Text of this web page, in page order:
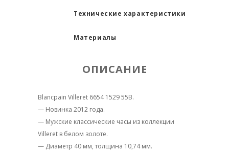
Технические характеристики
Материалы
ОПИСАНИЕ
Blancpain Villeret 6654 1529 55B.
— Новинка 2012 года.
— Мужские классические часы из коллекции
Villeret в белом золоте.
— Диаметр 40 мм, толщина 10,74 мм.